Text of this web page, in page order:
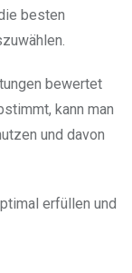
besten
bewertet
kann man
und davon
erfüllen und